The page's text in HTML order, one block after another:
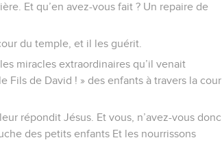
Et qu’en avez-vous fait ? Un repaire de
du temple, et il les guérit.
miracles extraordinaires qu’il venait
Fils de David ! » des enfants à travers la cour
répondit Jésus. Et vous, n’avez-vous donc
des petits enfants Et les nourrissons